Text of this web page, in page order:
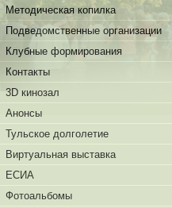
Методическая копилка
Подведомственные организации
Клубные формирования
Контакты
3D кинозал
Анонсы
Тульское долголетие
Виртуальная выставка
ЕСИА
Фотоальбомы